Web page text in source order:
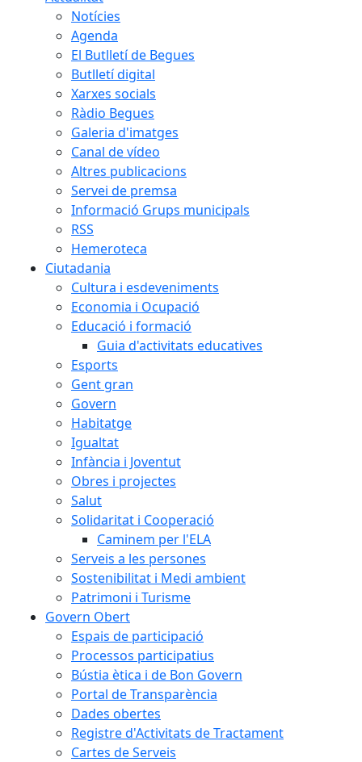
Notícies
Agenda
El Butlletí de Begues
Butlletí digital
Xarxes socials
Ràdio Begues
Galeria d'imatges
Canal de vídeo
Altres publicacions
Servei de premsa
Informació Grups municipals
RSS
Hemeroteca
Ciutadania
Cultura i esdeveniments
Economia i Ocupació
Educació i formació
Guia d'activitats educatives
Esports
Gent gran
Govern
Habitatge
Igualtat
Infància i Joventut
Obres i projectes
Salut
Solidaritat i Cooperació
Caminem per l'ELA
Serveis a les persones
Sostenibilitat i Medi ambient
Patrimoni i Turisme
Govern Obert
Espais de participació
Processos participatius
Bústia ètica i de Bon Govern
Portal de Transparència
Dades obertes
Registre d'Activitats de Tractament
Cartes de Serveis